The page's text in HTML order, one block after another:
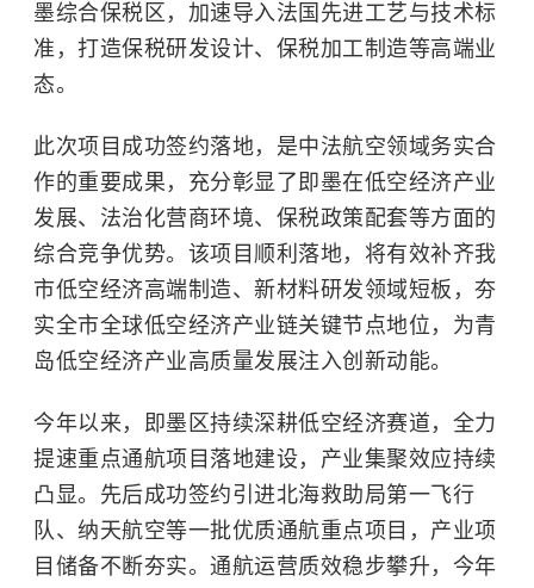
墨综合保税区，加速导入法国先进工艺与技术标
准，打造保税研发设计、保税加工制造等高端业
态。
此次项目成功签约落地，是中法航空领域务实合
作的重要成果，充分彰显了即墨在低空经济产业
发展、法治化营商环境、保税政策配套等方面的
综合竞争优势。该项目顺利落地，将有效补齐我
市低空经济高端制造、新材料研发领域短板，夯
实全市全球低空经济产业链关键节点地位，为青
岛低空经济产业高质量发展注入创新动能。
今年以来，即墨区持续深耕低空经济赛道，全力
提速重点通航项目落地建设，产业集聚效应持续
凸显。先后成功签约引进北海救助局第一飞行
队、纳天航空等一批优质通航重点项目，产业项
目储备不断夯实。通航运营质效稳步攀升，今年